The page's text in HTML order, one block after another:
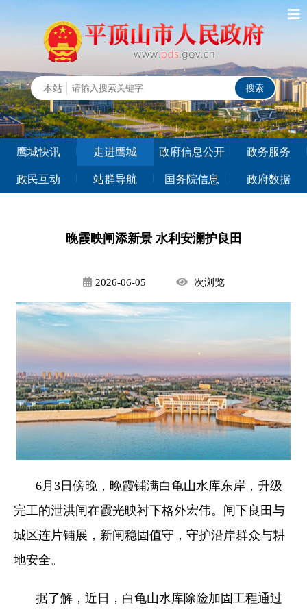
鹰城快讯 走进鹰城 政府信息公开 政务服务
政民互动 站群导航 国务院信息 政府数据
晚霞映闸添新景 水利安澜护良田
2026-06-05 次浏览
6月3日傍晚，晚霞铺满白龟山水库东岸，升级
完工的泄洪闸在霞光映衬下格外宏伟。闸下良田与
城区连片铺展，新闸稳固值守，守护沿岸群众与耕
地安全。
据了解，近日，白龟山水库除险加固工程通过